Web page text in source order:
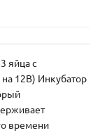
яйца с
12В) Инкубатор
времени